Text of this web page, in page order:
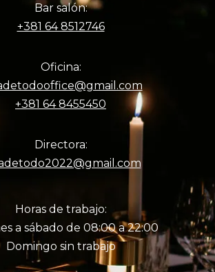
Bar salón:
+381 64 8512746
Oficina:
+381 64 8455450
Directora:
Horas de trabajo:
a sábado de 08:00 a 22:00
Domingo sin trabajo